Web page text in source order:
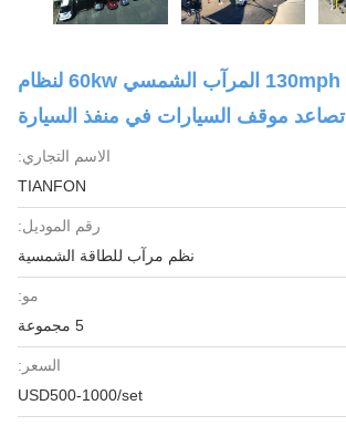
ما يصل إلى 130mph المرآب الشمسي 60kw لنظام
تصاعد موقف السيارات في منفذ السيارة
الاسم التجاري:
TIANFON
رقم الموديل:
نظم مرآب للطاقة الشمسية
مو:
5 مجموعة
السعر:
USD500-1000/set